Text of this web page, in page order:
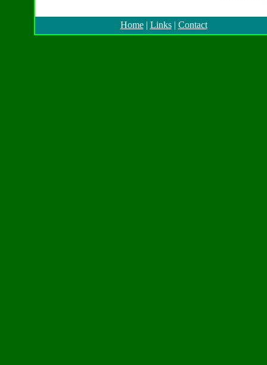
Home| Links| Contact